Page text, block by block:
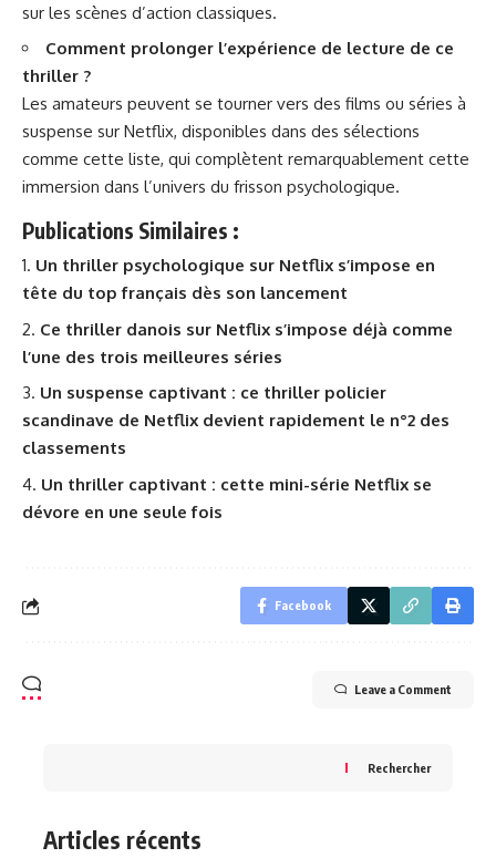
sur les scènes d’action classiques.
Comment prolonger l’expérience de lecture de ce
thriller ?
Les amateurs peuvent se tourner vers des films ou séries à
suspense sur Netflix, disponibles dans des sélections
comme cette liste, qui complètent remarquablement cette
immersion dans l’univers du frisson psychologique.
Publications Similaires :
Un thriller psychologique sur Netflix s’impose en
tête du top français dès son lancement
Ce thriller danois sur Netflix s’impose déjà comme
l’une des trois meilleures séries
Un suspense captivant : ce thriller policier
scandinave de Netflix devient rapidement le n°2 des
classements
Un thriller captivant : cette mini-série Netflix se
dévore en une seule fois
Facebook
Leave a Comment
Rechercher
Articles récents